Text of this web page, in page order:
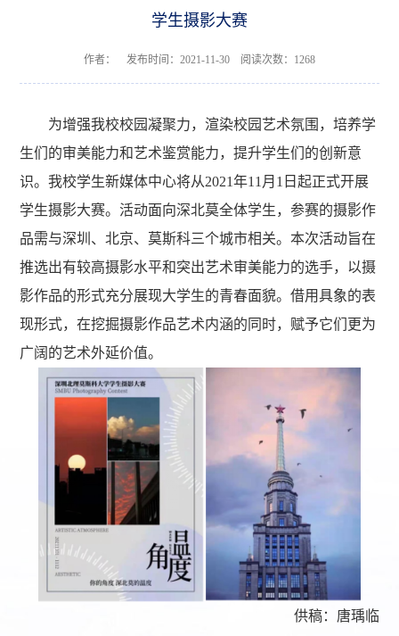
学生摄影大赛
作者： 发布时间：2021-11-30 阅读次数： 1268
为增强我校校园凝聚力，渲染校园艺术氛围，培养学
生们的审美能力和艺术鉴赏能力，提升学生们的创新意
识。我校学生新媒体中心将从2021年11月1日起正式开展
学生摄影大赛。活动面向深北莫全体学生，参赛的摄影作
品需与深圳、北京、莫斯科三个城市相关。本次活动旨在
推选出有较高摄影水平和突出艺术审美能力的选手，以摄
影作品的形式充分展现大学生的青春面貌。借用具象的表
现形式，在挖掘摄影作品艺术内涵的同时，赋予它们更为
广阔的艺术外延价值。
供稿：唐瑀临